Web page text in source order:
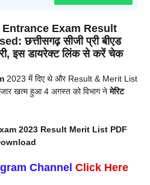
Exam Result
छत्तीसगढ़ सीजी प्री बीएड
इस डायरेक्ट लिंक से करें चेक
2023 में दिए थे और Result & Merit List
खत्म हुआ 4 अगस्त को विभाग नेमेरिट
2023 Result Merit List PDF
Channel Click Here